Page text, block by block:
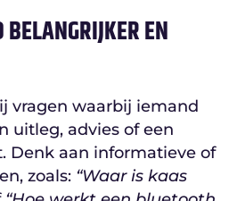
EN
vragen waarbij iemand
uitleg, advies of een
Denk aan informatieve of
zoals: “Waar is kaas